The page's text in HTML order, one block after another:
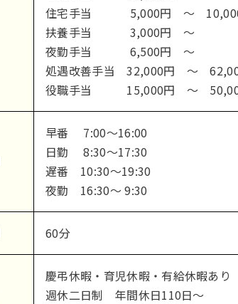
住宅手当 5,000円 ～
扶養手当 3,000円 ～
夜勤手当 6,500円 ～
処遇改善手当 32,000円 ～
役職手当 15,000円 ～
早番 7:00～16:00
日勤 8:30～17:30
遅番 10:30～19:30
夜勤 16:30～ 9:30
60分
慶弔休暇・育児休暇・有給休暇あり
週休二日制 年間休日110日～